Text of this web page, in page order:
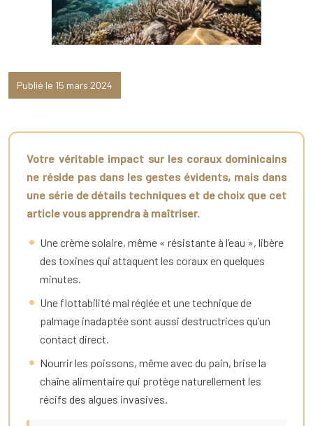
Publié le 15 mars 2024
Votre véritable impact sur les coraux dominicains
ne réside pas dans les gestes évidents, mais dans
une série de détails techniques et de choix que cet
article vous apprendra à maîtriser.
Une crème solaire, même « résistante à l’eau », libère
des toxines qui attaquent les coraux en quelques
minutes.
Une flottabilité mal réglée et une technique de
palmage inadaptée sont aussi destructrices qu’un
contact direct.
Nourrir les poissons, même avec du pain, brise la
chaîne alimentaire qui protège naturellement les
récifs des algues invasives.